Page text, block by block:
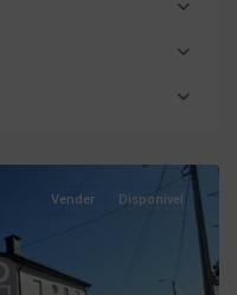
Vender Disponivel